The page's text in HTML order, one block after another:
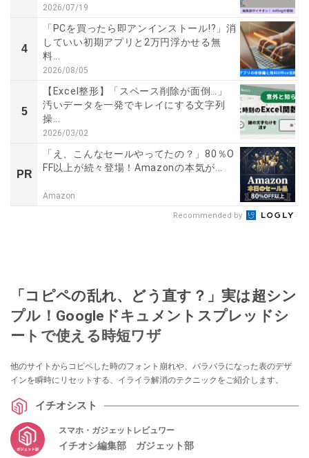
2026/07/19
4
「PCを買ったら即アンインストール!?」消
していい初期アプリと2万円浮かせる無
料...
2026/08/05
5
【Excel整形】「スペース削除が面倒…」
汚いデータを一発でキレイにする文字列
操...
2026/03/02
PR
「え、こんなセールやってたの？」80％O
FF以上が続々登場！Amazonの本気が...
Amazon
Recommended by
「コピペの乱れ、どう直す？」実は超シン
プル！Googleドキュメントスプレッドシ
ートで使える時短ワザ
他のサイトからコピペした時のフォント崩れや、バラバラになった表のデザ
インを瞬時にリセットする、イライラ解消のテクニックをご紹介します。
イチオシスト
スマホ・ガジェットレビュワー
イチオシ編集部 ガジェット部